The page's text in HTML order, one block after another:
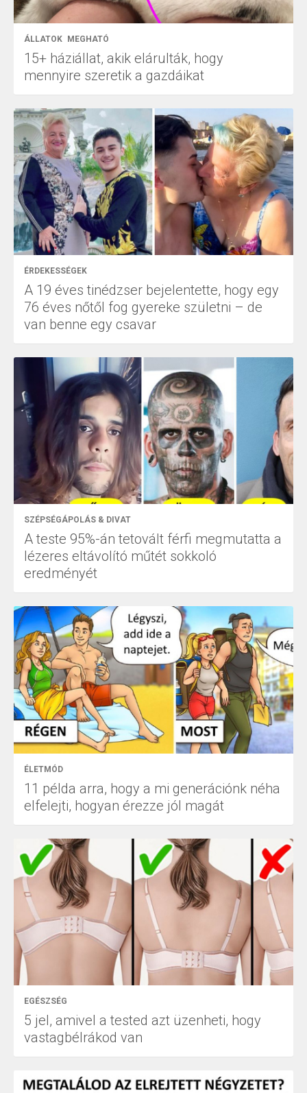
ÁLLATOK MEGHATÓ
15+ háziállat, akik elárulták, hogy
mennyire szeretik a gazdáikat
ÉRDEKESSÉGEK
A 19 éves tinédzser bejelentette, hogy egy
76 éves nőtől fog gyereke születni – de
van benne egy csavar
SZÉPSÉGÁPOLÁS & DIVAT
A teste 95%-án tetovált férfi megmutatta a
lézeres eltávolító műtét sokkoló
eredményét
ÉLETMÓD
11 példa arra, hogy a mi generációnk néha
elfelejti, hogyan érezze jól magát
EGÉSZSÉG
5 jel, amivel a tested azt üzenheti, hogy
vastagbélrákod van